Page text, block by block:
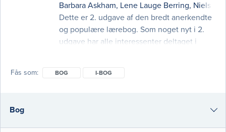
Barbara Askham, Lene Lauge Berring, Niels
Dette er 2. udgave af den bredt anerkendte
og populære lærebog. Som noget nyt i 2.
udgave har alle interessenter deltaget i
sygeplejersker, undervisere og forskere,
redigeret i fællesskab. Bogen beskriver
Fås som BOG I-BOG
Bog